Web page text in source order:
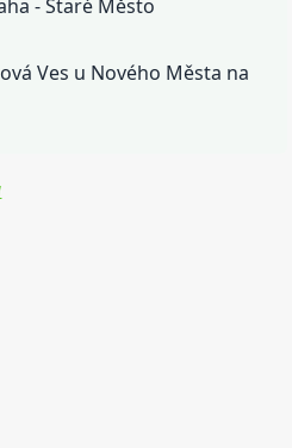
- Staré Město
Ves u Nového Města na